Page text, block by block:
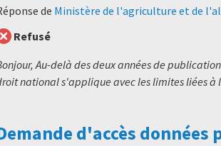
de Ministère de l'agriculture et de
Refusé
Au-delà des deux années de
national s'applique avec les limites liées à
d'accès données